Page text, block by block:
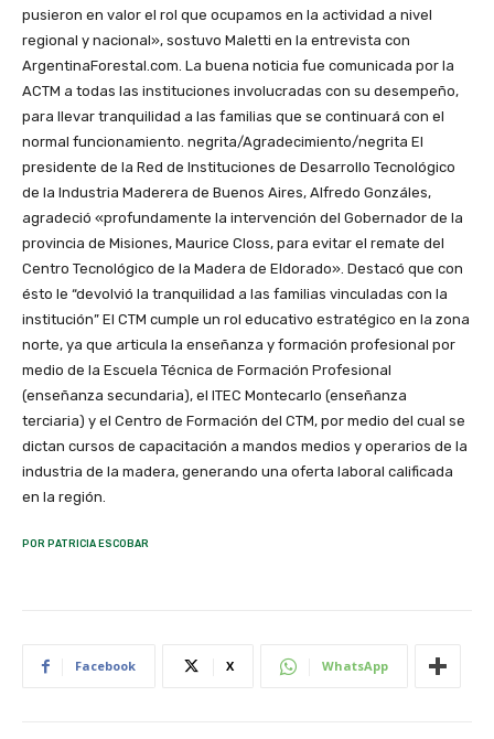
pusieron en valor el rol que ocupamos en la actividad a nivel
regional y nacional», sostuvo Maletti en la entrevista con
ArgentinaForestal.com. La buena noticia fue comunicada por la
ACTM a todas las instituciones involucradas con su desempeño,
para llevar tranquilidad a las familias que se continuará con el
normal funcionamiento. negrita/Agradecimiento/negrita El
presidente de la Red de Instituciones de Desarrollo Tecnológico
de la Industria Maderera de Buenos Aires, Alfredo Gonzáles,
agradeció «profundamente la intervención del Gobernador de la
provincia de Misiones, Maurice Closs, para evitar el remate del
Centro Tecnológico de la Madera de Eldorado». Destacó que con
ésto le “devolvió la tranquilidad a las familias vinculadas con la
institución” El CTM cumple un rol educativo estratégico en la zona
norte, ya que articula la enseñanza y formación profesional por
medio de la Escuela Técnica de Formación Profesional
(enseñanza secundaria), el ITEC Montecarlo (enseñanza
terciaria) y el Centro de Formación del CTM, por medio del cual se
dictan cursos de capacitación a mandos medios y operarios de la
industria de la madera, generando una oferta laboral calificada
en la región.
POR PATRICIA ESCOBAR
Facebook X WhatsApp